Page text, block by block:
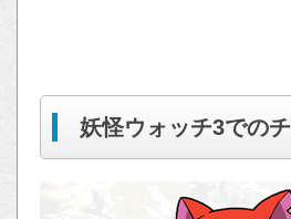
妖怪ウォッチ3での